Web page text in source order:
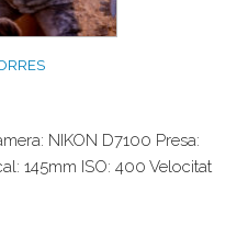
NIKON D7100 Presa:
145mm ISO: 400 Velocitat